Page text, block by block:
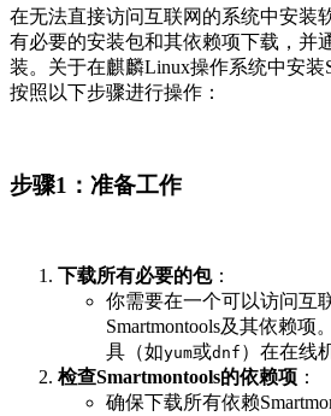
在无法直接访问互联网的系统中安装
有必要的安装包和其依赖项下载，并
装。关于在麒麟Linux操作系统中安装
按照以下步骤进行操作：
步骤1：准备工作
下载所有必要的包：
你需要在一个可以访问互
Smartmontools及其依赖
具（如yum或dnf ）在在线
检查Smartmontools的依赖项 ：
确保下载所有依赖